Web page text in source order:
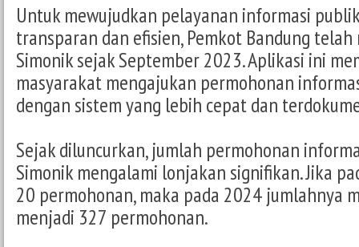
Untuk mewujudkan pelayanan informasi
transparan dan efisien, Pemkot Bandung
Simonik sejak September 2023. Aplikasi ini
masyarakat mengajukan permohonan
dengan sistem yang lebih cepat dan
Sejak diluncurkan, jumlah permohonan
Simonik mengalami lonjakan signifikan. Jika
20 permohonan, maka pada 2024 jumlahnya
menjadi 327 permohonan.